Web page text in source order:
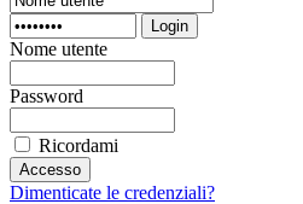
Login
Nome utente
Password
Ricordami
Dimenticate le credenziali?